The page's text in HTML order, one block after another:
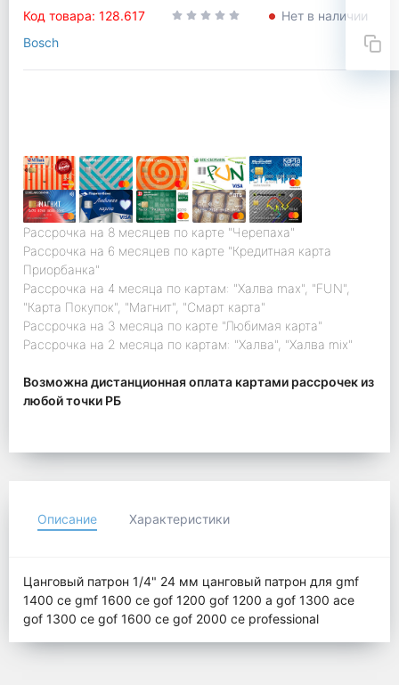
Код товара: 128.617
Нет в наличии
Bosch
Рассрочка на 8 месяцев по карте "Черепаха"
Рассрочка на 6 месяцев по карте "Кредитная карта
Приорбанка"
Рассрочка на 4 месяца по картам: "Халва max", "FUN",
"Карта Покупок", "Магнит", "Смарт карта"
Рассрочка на 3 месяца по карте "Любимая карта"
Рассрочка на 2 месяца по картам: "Халва", "Халва mix"
Возможна дистанционная оплата картами рассрочек из
любой точки РБ
Описание Характеристики
Цанговый патрон 1/4" 24 мм цанговый патрон для gmf
1400 ce gmf 1600 ce gof 1200 gof 1200 a gof 1300 ace
gof 1300 ce gof 1600 ce gof 2000 ce professional